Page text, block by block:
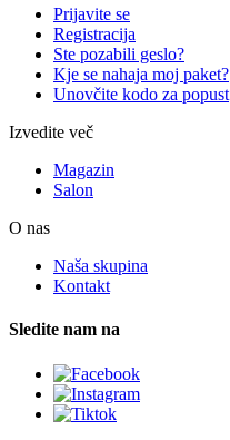
Prijavite se
Registracija
Ste pozabili geslo?
Kje se nahaja moj paket?
Unovčite kodo za popust
Izvedite več
Magazin
Salon
O nas
Naša skupina
Kontakt
Sledite nam na